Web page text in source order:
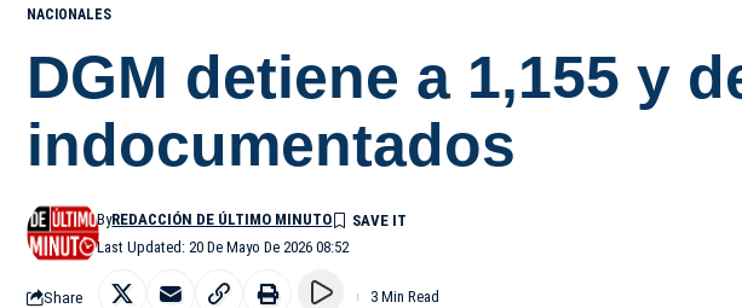
NACIONALES
DGM detiene a 1,155 y
indocumentados
Last Updated: 20 De Mayo De 2026 08:52
ByREDACCIÓN DE ÚLTIMO MINUTO
Share 3 Min Read